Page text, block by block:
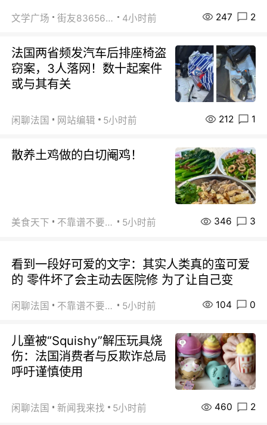
文学广场 街友83656478 4小时前 247 2
法国两省频发汽车后排座椅盗
窃案，3人落网！数十起案件
或与其有关
闲聊法国 网站编辑 5小时前 212 1
散养土鸡做的白切阉鸡！
美食天下 不靠谱不要联系 5小时前 346 3
看到一段好可爱的文字：其实人类真的蛮可爱
的 零件坏了会主动去医院修 为了让自己变
闲聊法国 不靠谱不要联系 5小时前 104 0
儿童被“Squishy”解压玩具烧
伤：法国消费者与反欺诈总局
呼吁谨慎使用
闲聊法国 新闻我来找 5小时前 460 2